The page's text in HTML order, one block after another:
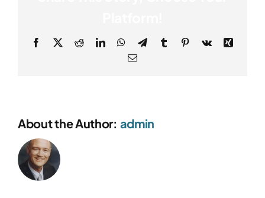
Facebook
X RedditLinkedInWhatsApp
TelegramTumblr Pinterest
Vk
Xing
Email
About the Author: admin